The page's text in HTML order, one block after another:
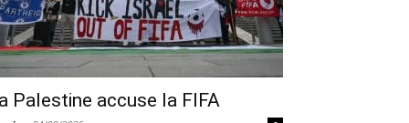
Palestine accuse la FIFA